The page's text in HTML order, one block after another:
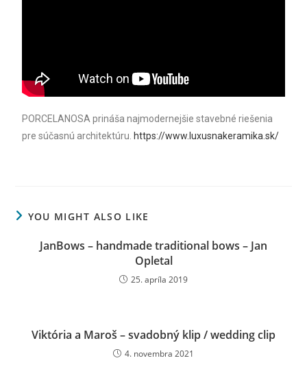
PORCELANOSA prináša najmodernejšie stavebné riešenia
pre súčasnú architektúru. https://www.luxusnakeramika.sk/
YOU MIGHT ALSO LIKE
JanBows – handmade traditional bows – Jan
Opletal
25. apríla 2019
Viktória a Maroš – svadobný klip / wedding clip
4. novembra 2021